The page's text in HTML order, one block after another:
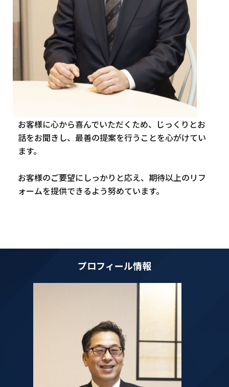
お客様に心から喜んでいただくため、じっくりとお
話をお聞きし、最善の提案を行うことを心がけてい
ます。
お客様のご要望にしっかりと応え、期待以上のリフ
ォームを提供できるよう努めています。
プロフィール情報